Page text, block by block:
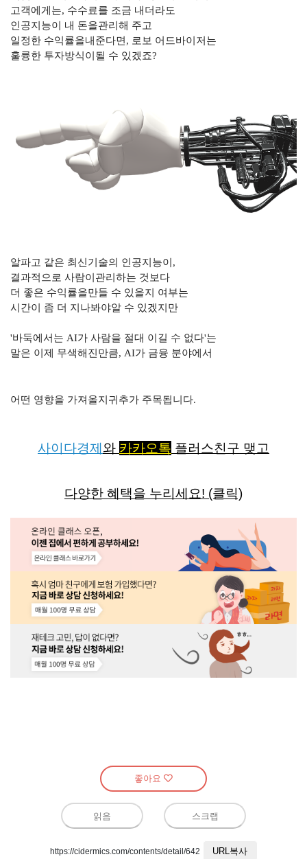
고객에게는, 수수료를 조금 내더라도
인공지능이 내 돈을관리해 주고
일정한 수익률을내준다면 , 로보 어드바이저는
훌륭한 투자방식이될 수 있겠죠?
알파고 같은 최신기술의 인공지능이 ,
결과적으로 사람이관리하는 것보다
더 좋은 수익률을만들 수 있을지 여부는
시간이 좀 더 지나봐야알 수 있겠지만
'바둑에서는 AI가 사람을 절대 이길 수 없다'는
말은 이제 무색해진만큼, AI가 금융 분야에서
어떤 영향을 가져올지귀추가 주목됩니다.
사이다경제 와 카카오톡 플러스친구 맺고
다양한 혜택을 누리세요! (클릭)
좋아요
읽음 스크랩
https://cidermics.com/contents/detail/642 URL복사